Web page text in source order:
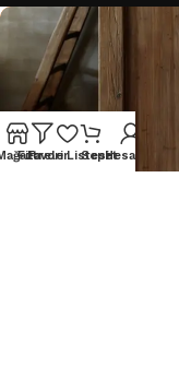
Filtreler
Favori Listesi
SepetHesabım